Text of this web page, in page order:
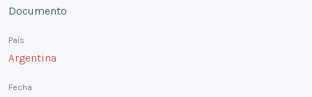
Documento
País
Argentina
Fecha